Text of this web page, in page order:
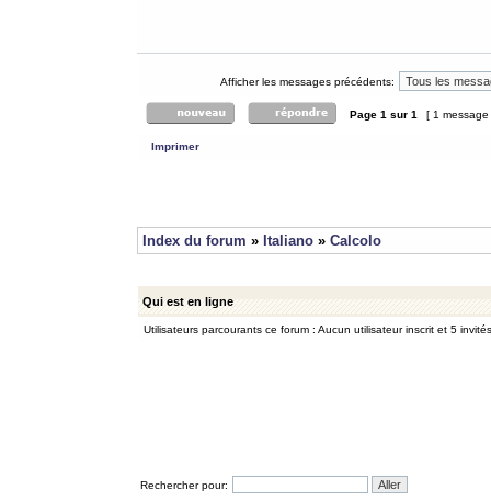
Afficher les messages précédents:
Page 1 sur 1 [ 1
Imprimer
Index du forum » Italiano » Calcolo
Qui est en ligne
Utilisateurs parcourants ce forum : Aucun utilisateur inscrit et 5 invités
Rechercher pour: